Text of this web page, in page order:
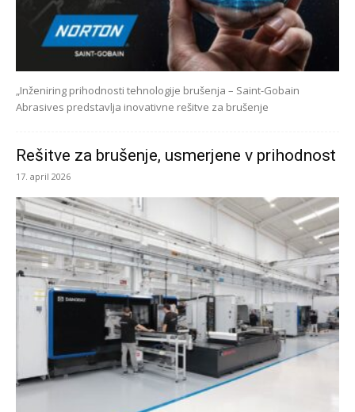
„Inženiring prihodnosti tehnologije brušenja – Saint-Gobain
Abrasives predstavlja inovativne rešitve za brušenje
Rešitve za brušenje, usmerjene v prihodnost
17. april 2026